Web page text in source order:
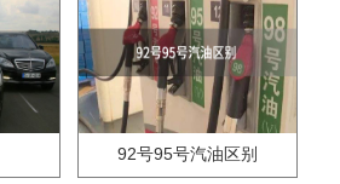
92号95号汽油区别